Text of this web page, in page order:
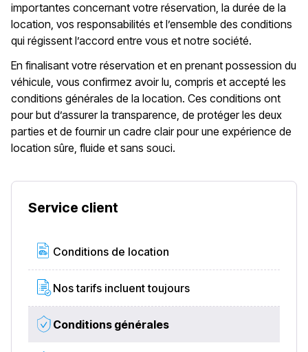
importantes concernant votre réservation, la durée de la
location, vos responsabilités et l’ensemble des conditions
qui régissent l’accord entre vous et notre société.
En finalisant votre réservation et en prenant possession du
véhicule, vous confirmez avoir lu, compris et accepté les
conditions générales de la location. Ces conditions ont
pour but d’assurer la transparence, de protéger les deux
parties et de fournir un cadre clair pour une expérience de
location sûre, fluide et sans souci.
Service client
Conditions de location
Nos tarifs incluent toujours
Conditions générales